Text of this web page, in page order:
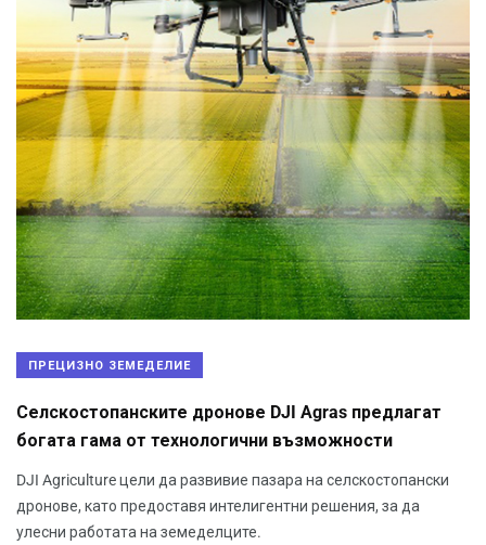
ПРЕЦИЗНО ЗЕМЕДЕЛИЕ
Селскостопанските дронове DJI Agras предлагат
богата гама от технологични възможности
DJI Agriculture цели да развивие пазара на селскостопански
дронове, като предоставя интелигентни решения, за да
улесни работата на земеделците.